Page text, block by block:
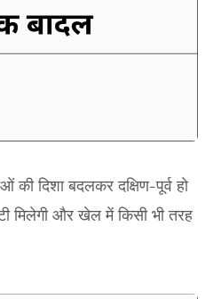
दिशा बदलकर दक्षिण-पूर्व हो
मिलेगी और खेल में किसी भी तरह